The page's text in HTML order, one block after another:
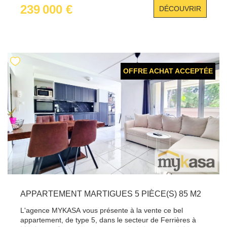
avec accès à une grande terrasse, d'une cuisine
indépendante avec buanderie, d'un WC indépendant,
la résidence. Une opportunité rare alliant confort, praticité
et cadre agréable. À visiter sans tarder ! Pour plus
d'informations contacter Benjamin Martino au
06.51.01.77.44
239 000 € DÉCOUVRIR
OFFRE ACHAT ACCEPTÉE
APPARTEMENT MARTIGUES 5 PIÈCE(S) 85 M2
L'agence MYKASA vous présente à la vente ce bel
appartement, de type 5, dans le secteur de Ferrières à